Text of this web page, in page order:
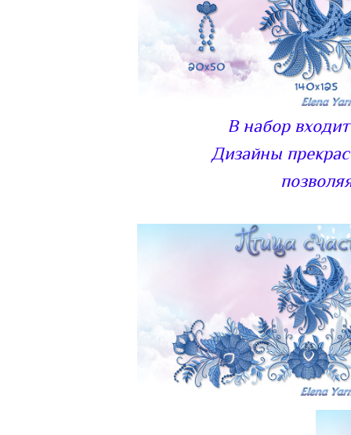
В набор
Дизайны